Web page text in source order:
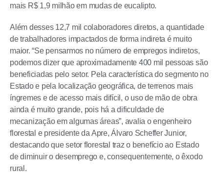
mais R$ 1,9 milhão em mudas de eucalipto.
Além desses 12,7 mil colaboradores diretos, a quantidade
de trabalhadores impactados de forma indireta é muito
maior. “Se pensarmos no número de empregos indiretos,
podemos dizer que aproximadamente 400 mil pessoas são
beneficiadas pelo setor. Pela característica do segmento no
Estado e pela localização geográfica, de terrenos mais
íngremes e de acesso mais difícil, o uso de mão de obra
ainda é muito grande, pois há a dificuldade de
mecanização em algumas áreas”, avalia o engenheiro
florestal e presidente da Apre, Álvaro Scheffer Junior,
destacando que setor florestal traz o benefício ao Estado
de diminuir o desemprego e, consequentemente, o êxodo
rural.